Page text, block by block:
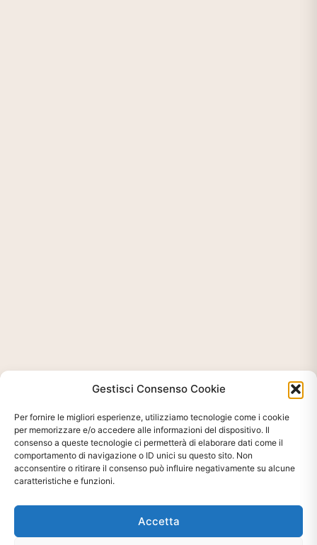
Gestisci Consenso Cookie
Per fornire le migliori esperienze, utilizziamo tecnologie come i cookie
per memorizzare e/o accedere alle informazioni del dispositivo. Il
consenso a queste tecnologie ci permetterà di elaborare dati come il
comportamento di navigazione o ID unici su questo sito. Non
acconsentire o ritirare il consenso può influire negativamente su alcune
caratteristiche e funzioni.
Accetta